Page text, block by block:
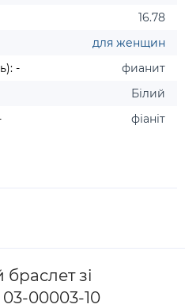
16.78
для женщин
-
фианит
Білий
фіаніт
зі
03-00003-10